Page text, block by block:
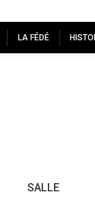
LA FÉDÉ
SALLE